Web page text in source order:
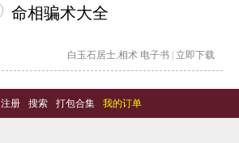
命相骗术大全
白玉石居士,相术 电子书 立即下载
注册 - 搜索 - 打包合集 - 我的订单